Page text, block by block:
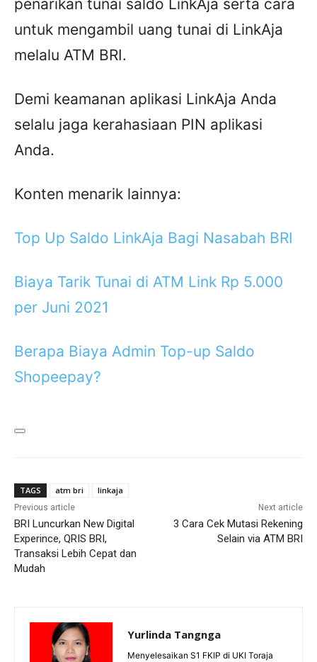
penarikan tunai saldo LinkAja serta cara
untuk mengambil uang tunai di LinkAja
melalu ATM BRI.
Demi keamanan aplikasi LinkAja Anda
selalu jaga kerahasiaan PIN aplikasi
Anda.
Konten menarik lainnya:
Top Up Saldo LinkAja Bagi Nasabah BRI
Biaya Tarik Tunai di ATM Link Rp 5.000
per Juni 2021
Berapa Biaya Admin Top-up Saldo
Shopeepay?
TAGS atm bri linkaja
Previous article
BRI Luncurkan New Digital
Experince, QRIS BRI,
Transaksi Lebih Cepat dan
Mudah
Next article
3 Cara Cek Mutasi Rekening
Selain via ATM BRI
Yurlinda Tangnga
Menyelesaikan S1 FKIP di UKI Toraja